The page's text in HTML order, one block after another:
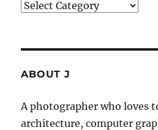
Categories
ABOUT J
A photographer who loves
architecture, computer